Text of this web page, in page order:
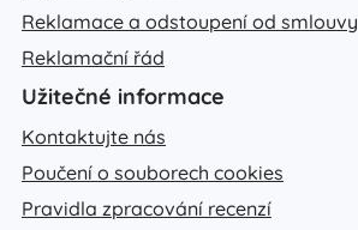
Reklamace a odstoupení od smlouvy
Reklamační řád
Užitečné informace
Kontaktujte nás
Poučení o souborech cookies
Pravidla zpracování recenzí